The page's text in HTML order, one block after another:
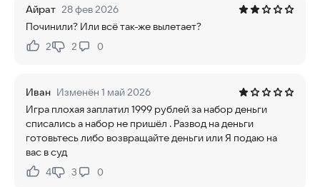
Айрат 28 фев 2026
Починили? Или всё так-же вылетает?
Нравится:
2Не нравится:
2 0
Иван Изменён 1 май 2026
Игра плохая заплатил 1999 рублей за набор деньги
списались а набор не пришёл . Развод на деньги
готовьтесь либо возвращайте деньги или Я подаю на
вас в суд
Нравится:
4Не нравится:
3 0